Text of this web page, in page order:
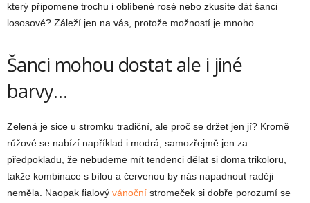
který připomene trochu i oblíbené rosé nebo zkusíte dát šanci
lososové? Záleží jen na vás, protože možností je mnoho.
Šanci mohou dostat ale i jiné
barvy…
Zelená je sice u stromku tradiční, ale proč se držet jen jí? Kromě
růžové se nabízí například i modrá, samozřejmě jen za
předpokladu, že nebudeme mít tendenci dělat si doma trikoloru,
takže kombinace s bílou a červenou by nás napadnout raději
neměla. Naopak fialový vánoční stromeček si dobře porozumí se